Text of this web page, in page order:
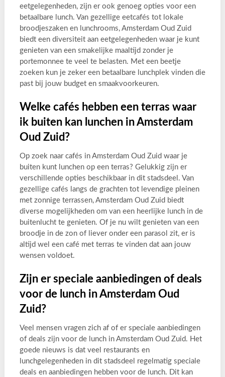
eetgelegenheden, zijn er ook genoeg opties voor een
betaalbare lunch. Van gezellige eetcafés tot lokale
broodjeszaken en lunchrooms, Amsterdam Oud Zuid
biedt een diversiteit aan eetgelegenheden waar je kunt
genieten van een smakelijke maaltijd zonder je
portemonnee te veel te belasten. Met een beetje
zoeken kun je zeker een betaalbare lunchplek vinden die
past bij jouw budget en smaakvoorkeuren.
Welke cafés hebben een terras waar
ik buiten kan lunchen in Amsterdam
Oud Zuid?
Op zoek naar cafés in Amsterdam Oud Zuid waar je
buiten kunt lunchen op een terras? Gelukkig zijn er
verschillende opties beschikbaar in dit stadsdeel. Van
gezellige cafés langs de grachten tot levendige pleinen
met zonnige terrassen, Amsterdam Oud Zuid biedt
diverse mogelijkheden om van een heerlijke lunch in de
buitenlucht te genieten. Of je nu wilt genieten van een
broodje in de zon of liever onder een parasol zit, er is
altijd wel een café met terras te vinden dat aan jouw
wensen voldoet.
Zijn er speciale aanbiedingen of deals
voor de lunch in Amsterdam Oud
Zuid?
Veel mensen vragen zich af of er speciale aanbiedingen
of deals zijn voor de lunch in Amsterdam Oud Zuid. Het
goede nieuws is dat veel restaurants en
lunchgelegenheden in dit stadsdeel regelmatig speciale
deals en aanbiedingen hebben voor de lunch. Dit kan